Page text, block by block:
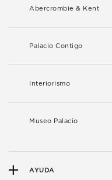
Abercrombie & Kent
Palacio Contigo
Interiorismo
Museo Palacio
AYUDA